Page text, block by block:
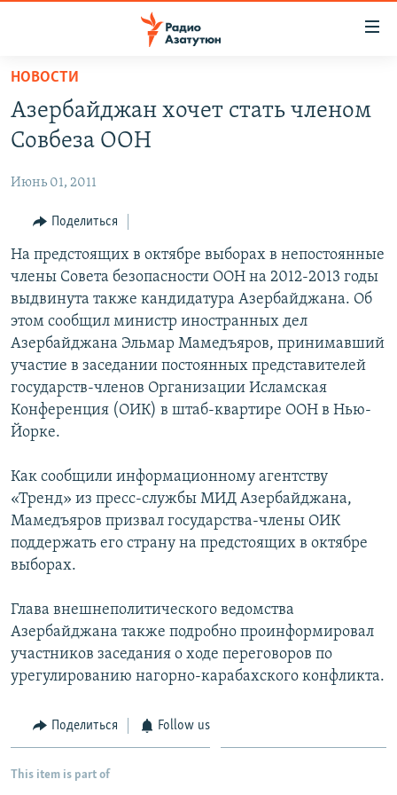
Перейти
основному
содержанию
навигации
Перейти
поиску
ГЛАВНАЯ
НОВОСТИ
ОБЩЕСТВО
ЭКОНОМИКА
РЕГИОН
НАГОРНЫЙ КАРАБАХ
КУЛЬТУРА
СПОРТ
АРХИВ
Հայերեն
Русский
Все сайты Радио Азатутюн
НОВОСТИ
Азербайджан хочет стать членом
Совбеза ООН
Июнь 01, 2011
Поделиться
На предстоящих в октябре выборах в непостоянные
члены Совета безопасности ООН на 2012-2013 годы
выдвинута также кандидатура Азербайджана. Об
этом сообщил министр иностранных дел
Азербайджана Эльмар Мамедъяров, принимавший
участие в заседании постоянных представителей
государств-членов Организации Исламская
Конференция (ОИК) в штаб-квартире ООН в Нью-
Йорке.
Как сообщили информационному агентству
«Тренд» из пресс-службы МИД Азербайджана,
Мамедъяров призвал государства-члены ОИК
поддержать его страну на предстоящих в октябре
выборах.
Глава внешнеполитического ведомства
Азербайджана также подробно проинформировал
участников заседания о ходе переговоров по
урегулированию нагорно-карабахского конфликта.
Поделиться Follow us
This item is part of